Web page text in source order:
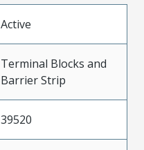
Active
Terminal Blocks and
Barrier Strip
39520